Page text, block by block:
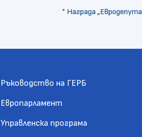
* Награда
Ръководство на ГЕРБ
Европарламент
Управленска програма